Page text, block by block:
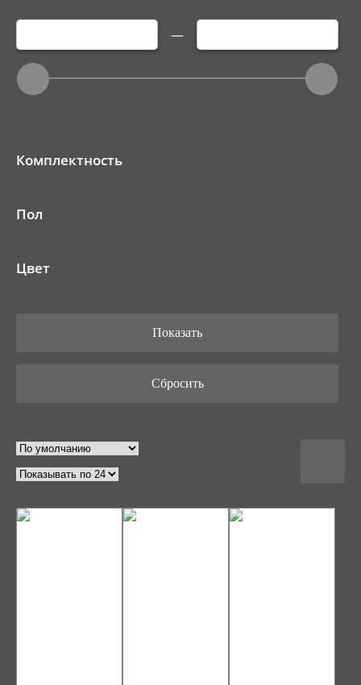
—
Комплектность
Пол
Цвет